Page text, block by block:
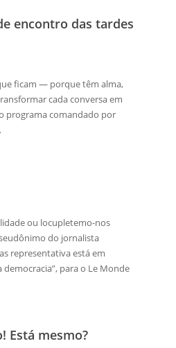
encontro das tardes
ficam — porque têm alma,
cada conversa em
programa comandado por
ou locupletemo-nos
do jornalista
representativa está em
para o Le Monde
Está mesmo?